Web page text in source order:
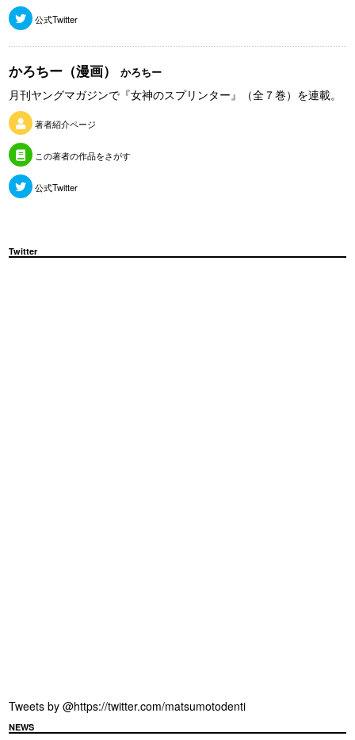
公式Twitter
かろちー（漫画）かろちー
月刊ヤングマガジンで『女神のスプリンター』（全７巻）を連載。
著者紹介ページ
この著者の作品をさがす
公式Twitter
Twitter
Tweets by @https://twitter.com/matsumotodenti
NEWS